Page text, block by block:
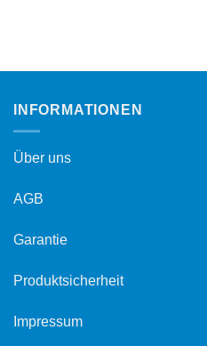
INFORMATIONEN
Über uns
AGB
Garantie
Produktsicherheit
Impressum